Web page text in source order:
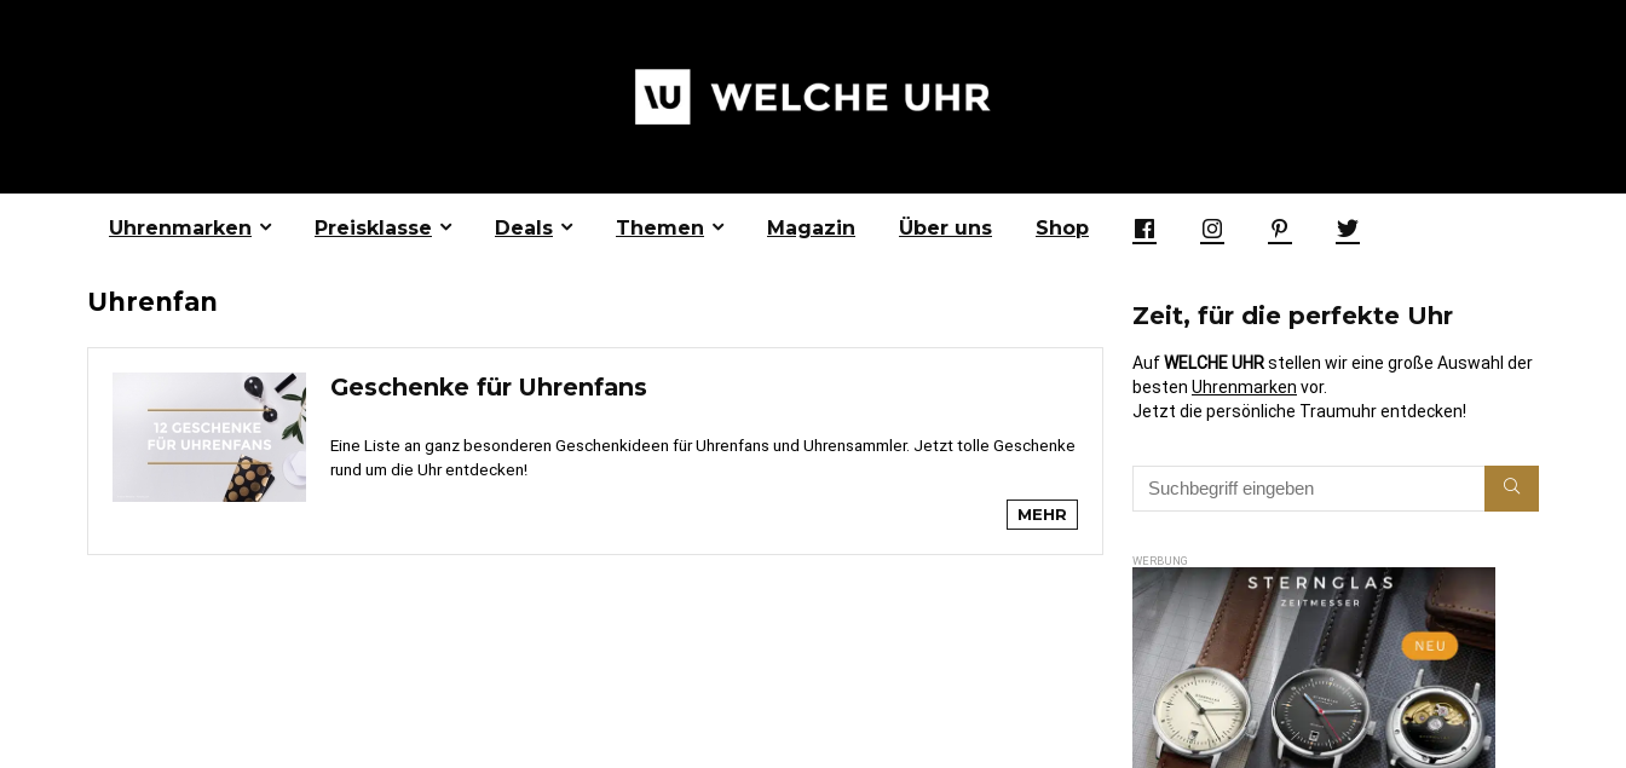
Uhrenmarken Preisklasse Deals Themen Magazin Über uns Shop
Uhrenfan
Geschenke für Uhrenfans
Eine Liste an ganz besonderen Geschenkideen für Uhrenfans und Uhrensammler. Jetzt tolle Geschenke
rund um die Uhr entdecken!
MEHR
Zeit, für die perfekte Uhr
AufWELCHE UHRstellen wir eine große Auswahl der
besten Uhrenmarken vor.
Jetzt die persönliche Traumuhr entdecken!
WERBUNG